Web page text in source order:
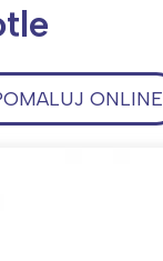
ONLINE